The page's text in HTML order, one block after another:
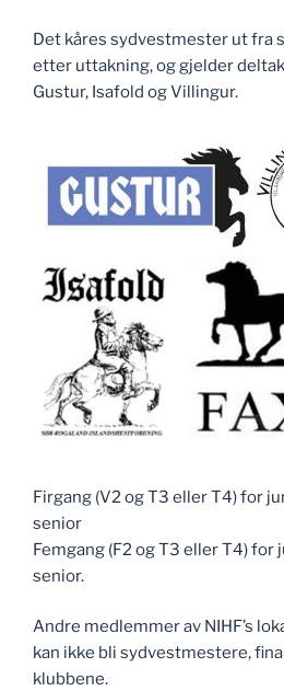
Det kåres sydvestmester ut fra
etter uttakning, og gjelder
Gustur, Isafold og Villingur.
Firgang (V2 og T3 eller T4) for
senior
Femgang (F2 og T3 eller T4) for
senior.
Andre medlemmer av NIHF’s
kan ikke bli sydvestmestere,
klubbene.